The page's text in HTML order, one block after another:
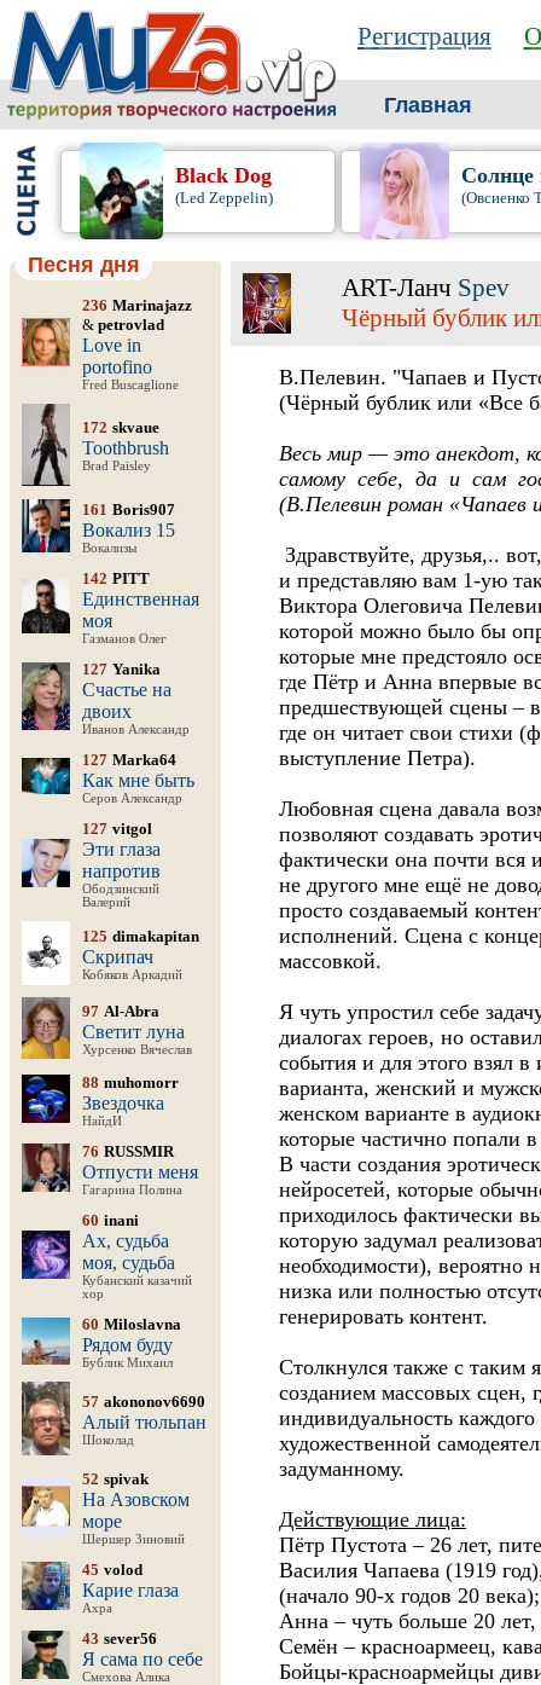
Регистрация
Главная
Black Dog
(Led Zeppelin)
Солнце
(Овсиенко
Песня дня
236 Marinajazz
& petrovlad
Love in
portofino
Fred Buscaglione
172 skvaue
Toothbrush
Brad Paisley
161 Boris907
Вокализ 15
Вокализы
142 PITT
Единственная
моя
Газманов Олег
127 Yanika
Счастье на
двоих
Иванов Александр
127 Marka64
Как мне быть
Серов Александр
127 vitgol
Эти глаза
напротив
Ободзинский
Валерий
125 dimakapitan
Скрипач
Кобяков Аркадий
97 Al-Abra
Светит луна
Хурсенко Вячеслав
88 muhomorr
Звездочка
НайдИ
76 RUSSMIR
Отпусти меня
Гагарина Полина
60 inani
Ах, судьба
моя, судьба
Кубанский казачий
хор
60 Miloslavna
Рядом буду
Бублик Михаил
57 akononov6690
Алый тюльпан
Шоколад
52 spivak
На Азовском
море
Шершер Зиновий
45 volod
Карие глаза
Ахра
43 sever56
Я сама по себе
Смехова Алика
ART-Ланч Spev
Чёрный бублик
В.Пелевин. "Чапаев и
(Чёрный бублик или «Все
Весь мир — это анекдот,
самому себе, да и сам
(В.Пелевин роман «Чапаев
Здравствуйте, друзья,..
и представляю вам 1-ую
Виктора Олеговича
которой можно было бы
которые мне предстояло
где Пётр и Анна впервые
предшествующей сцены –
где он читает свои стихи
выступление Петра).
Любовная сцена давала
позволяют создавать
фактически она почти вся
не другого мне ещё не
просто создаваемый
исполнений. Сцена с
массовкой.
Я чуть упростил себе
диалогах героев, но
события и для этого взял
варианта, женский и
женском варианте в
которые частично попали
В части создания
нейросетей, которые
приходилось фактически
которую задумал
необходимости), вероятно
низка или полностью
генерировать контент.
Столкнулся также с таким
созданием массовых сцен,
индивидуальность
художественной
задуманному.
Действующие лица:
Пётр Пустота – 26 лет,
Василия Чапаева (1919
(начало 90-х годов 20 века);
Анна – чуть больше 20
Семён – красноармеец,
Бойцы-красноармейцы